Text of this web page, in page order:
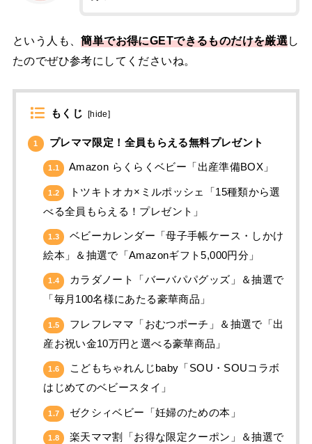
という人も、簡単でお得にGETできるものだけを厳選し
たのでぜひ参考にしてくださいね。
もくじ [hide]
1 プレママ限定！全員もらえる無料プレゼント
1.1 Amazon らくらくベビー「出産準備BOX」
1.2
トツキトオカ×ミルポッシェ「15種類から選
べる全員もらえる！プレゼント」
1.3
ベビーカレンダー「母子手帳ケース・しかけ
絵本」＆抽選で「Amazonギフト5,000円分」
1.4
カラダノート「バーバパパグッズ」＆抽選で
「毎月100名様にあたる豪華商品」
1.5
フレフレママ「おむつポーチ」＆抽選で「出
産お祝い金10万円と選べる豪華商品」
1.6
こどもちゃれんじbaby「SOU・SOUコラボ
はじめてのベビースタイ」
1.7 ゼクシィベビー「妊婦のための本」
1.8
楽天ママ割「お得な限定クーポン」＆抽選で